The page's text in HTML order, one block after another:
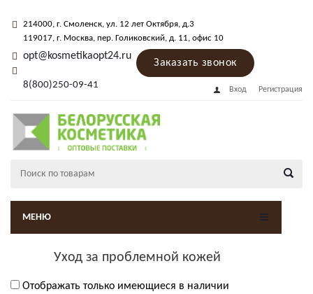
214000, г. Смоленск, ул. 12 лет Октября, д.3
119017, г. Москва, пер. Голиковский, д. 11, офис 10
opt@kosmetikaopt24.ru
8(800)250-09-41
Заказать звонок
Вход Регистрация
МЕНЮ
Уход за проблемной кожей
Отображать только имеющиеся в наличии